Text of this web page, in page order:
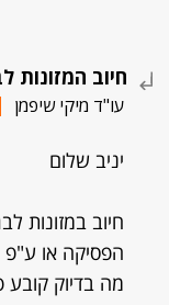
חיוב המזונות
עו"ד מיקי שיפמן
יניב שלום
חיוב במזונות
הפסיקה או
מה בדיוק